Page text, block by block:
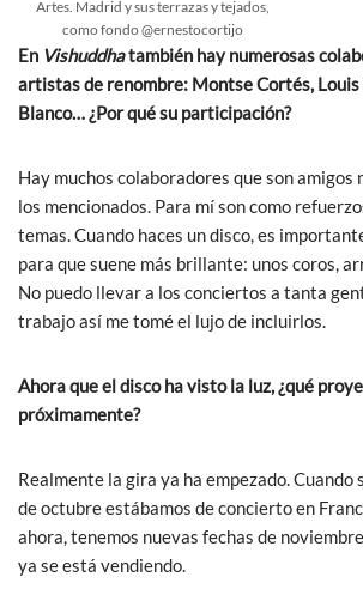
Artes. Madrid y sus terrazas y tejados,
como fondo @ernestocortijo
En Vishuddhatambién hay numerosas
artistas de renombre: Montse Cortés,
Blanco… ¿Por qué su participación?
Hay muchos colaboradores que son amigos
los mencionados. Para mí son como
temas. Cuando haces un disco, es
para que suene más brillante: unos coros,
No puedo llevar a los conciertos a tanta
trabajo así me tomé el lujo de incluirlos.
Ahora que el disco ha visto la luz, ¿qué
próximamente?
Realmente la gira ya ha empezado. Cuando
de octubre estábamos de concierto en
ahora, tenemos nuevas fechas de
ya se está vendiendo.